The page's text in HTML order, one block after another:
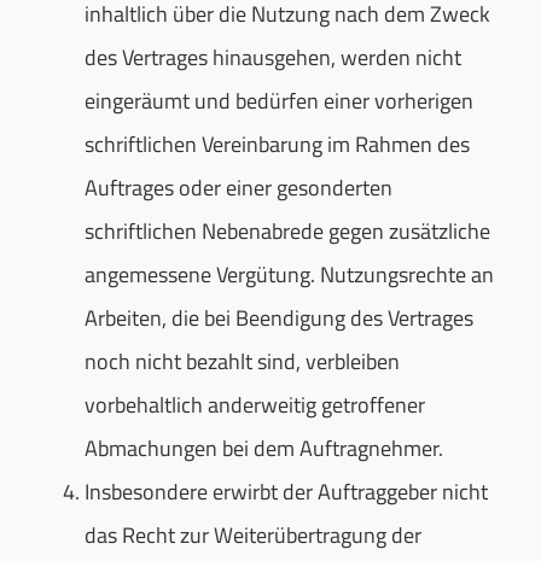
inhaltlich über die Nutzung nach dem Zweck
des Vertrages hinausgehen, werden nicht
eingeräumt und bedürfen einer vorherigen
schriftlichen Vereinbarung im Rahmen des
Auftrages oder einer gesonderten
schriftlichen Nebenabrede gegen zusätzliche
angemessene Vergütung. Nutzungsrechte an
Arbeiten, die bei Beendigung des Vertrages
noch nicht bezahlt sind, verbleiben
vorbehaltlich anderweitig getroffener
Abmachungen bei dem Auftragnehmer.
Insbesondere erwirbt der Auftraggeber nicht
das Recht zur Weiterübertragung der